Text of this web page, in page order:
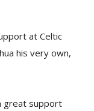
at Celtic
his very own,
great support